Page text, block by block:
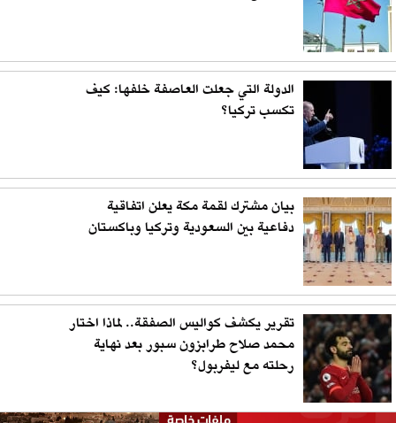
الدولة التي جعلت العاصفة خلفها: كيف
تكسب تركيا؟
بيان مشترك لقمة مكة يعلن اتفاقية
دفاعية بين السعودية وتركيا وباكستان
تقرير يكشف كواليس الصفقة.. لماذا اختار
محمد صلاح طرابزون سبور بعد نهاية
رحلته مع ليفربول؟